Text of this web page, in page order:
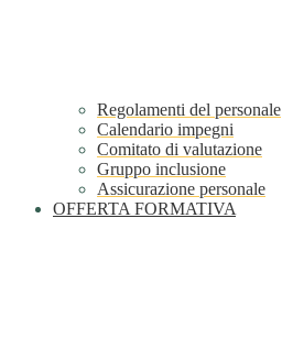
Regolamenti del personale
Calendario impegni
Comitato di valutazione
Gruppo inclusione
Assicurazione personale
OFFERTA FORMATIVA